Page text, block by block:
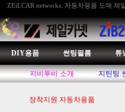
ZEiLCAR networks. 자동차용품 도매 제
DIY용품 썬팅필름 튜
지비투비 소개 지틴팅.
장착지원 자동차용품